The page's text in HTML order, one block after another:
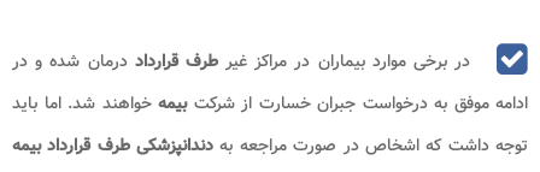
در برخی موارد بیماران در مراکز غیرطرف قرارداد درمان شده و در
ادامه موفق به درخواست جبران خسارت از شرکتبیمهخواهند شد. اما باید
توجه داشت که اشخاص در صورت مراجعه به دندانپزشکی طرف قرارداد بیمه